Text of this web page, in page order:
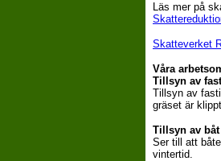
Läs mer på
Skatteverket
Våra
Tillsyn av
Tillsyn av
gräset är
Tillsyn av
Ser till att
vintertid.